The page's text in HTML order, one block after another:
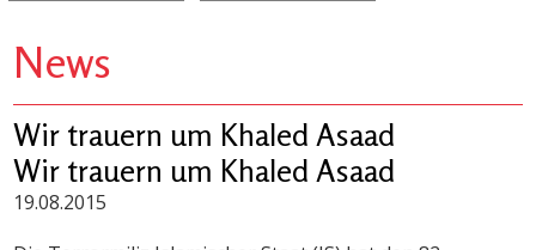
News
Wir trauern um Khaled Asaad
Wir trauern um Khaled Asaad
19.08.2015